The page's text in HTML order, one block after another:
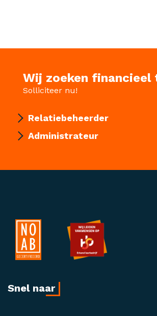
Wij zoeken financieel
Solliciteer nu!
Relatiebeheerder
Administrateur
Snel naar